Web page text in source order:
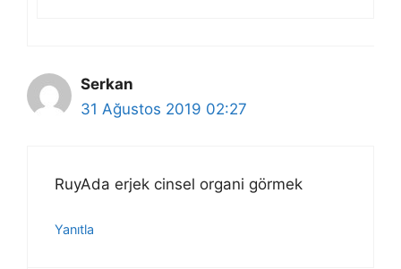
Serkan
31 Ağustos 2019 02:27
RuyAda erjek cinsel organi görmek
Yanıtla